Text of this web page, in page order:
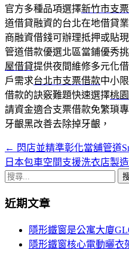
官方多種品項選擇新竹市支
道借貸融資的台北在地借貸
商融資借錢可辦理抵押或貼
管道借款優選北區當鋪優秀
屋借貸提供夜間維修多元化
戶需求台北市支票借款中小
借款的訣竅難題快速選擇桃
請資金適合支票借款免繁瑣
牙齦黑改善去除掉牙齦，
文
章
覽
← 閃店並精準彰化當舖管道
日本包車空間支援洗衣店製
搜
關
近期文章
隱形鐵窗是公寓大廈
隱形鐵窗核心電動曬衣